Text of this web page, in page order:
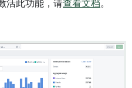
活此功能，请查看文档。